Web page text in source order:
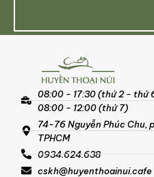
08:00 - 17:30 (thứ 2 - thứ
08:00 - 12:00 (thứ 7)
74-76 Nguyễn Phúc Chu,
TPHCM
0934.624.638
cskh@huyenthoainui.cafe